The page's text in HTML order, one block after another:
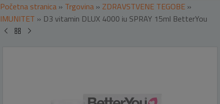
Početna stranica » Trgovina » ZDRAVSTVENE TEGOBE »
IMUNITET » D3 vitamin DLUX 4000 iu SPRAY 15ml BetterYou